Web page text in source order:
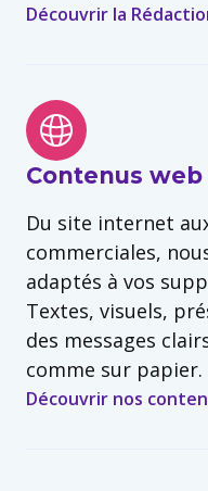
Découvrir la
Contenus
Du site internet
commerciales,
adaptés à vos
Textes, visuels,
des messages
comme sur papier.
Découvrir nos